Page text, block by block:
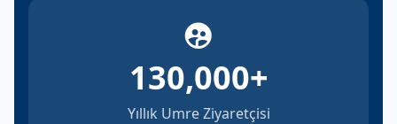
130,000+
Yıllık Umre Ziyaretçisi